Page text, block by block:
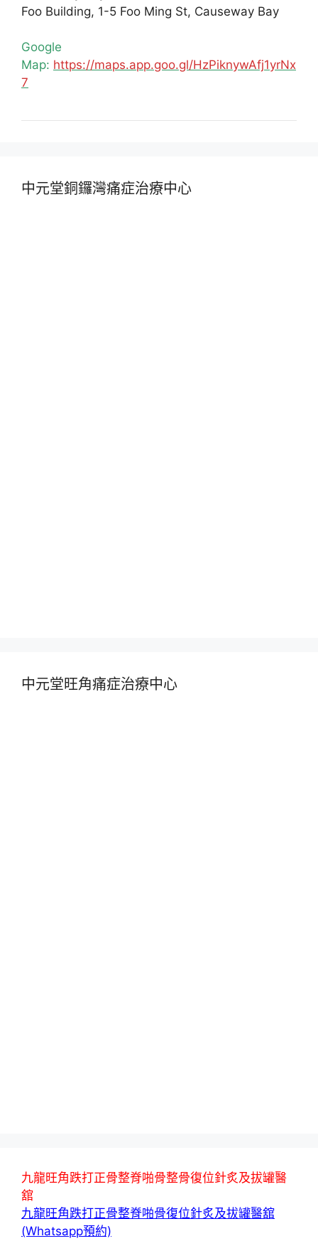
Foo Building, 1-5 Foo Ming St, Causeway Bay
Google
Map: https://maps.app.goo.gl/HzPiknywAfj1yrNx
7
中元堂銅鑼灣痛症治療中心
中元堂旺角痛症治療中心
九龍旺角跌打正骨整脊啪骨整骨復位針炙及拔罐醫
舘
九龍旺角跌打正骨整脊啪骨復位針炙及拔罐醫舘
(Whatsapp預約)